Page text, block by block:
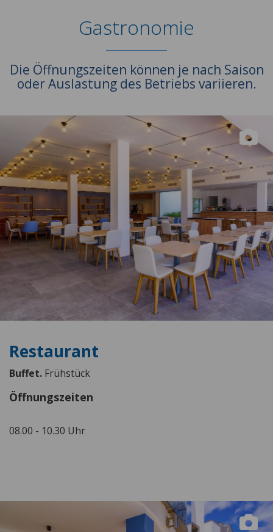
Gastronomie
Die Öffnungszeiten können je nach Saison
oder Auslastung des Betriebs variieren.
Restaurant
Buffet. Frühstück
Öffnungszeiten
08.00 - 10.30 Uhr